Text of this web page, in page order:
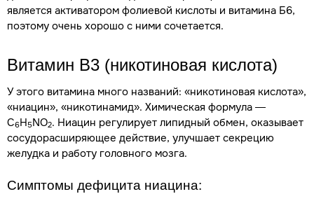
является активатором фолиевой кислоты и витамина Б6,
поэтому очень хорошо с ними сочетается.
Витамин В3 (никотиновая кислота)
У этого витамина много названий: «никотиновая кислота»,
«ниацин», «никотинамид». Химическая формула —
C6H5NO2. Ниацин регулирует липидный обмен, оказывает
сосудорасширяющее действие, улучшает секрецию
желудка и работу головного мозга.
Симптомы дефицита ниацина: